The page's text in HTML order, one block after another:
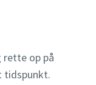
op på
tidspunkt.